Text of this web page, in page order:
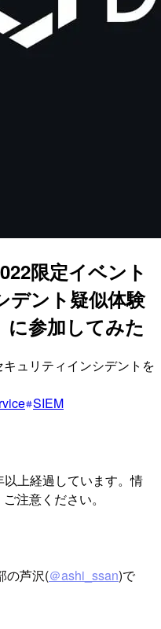
限定イベント
デント疑似体験
参加してみた
ュリティインシデントを
SIEM
上経過しています。情
注意ください。
の芦沢(＠ashi_ssan)で